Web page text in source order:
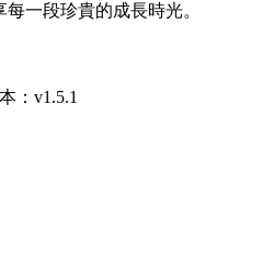
一段珍貴的成長時光。
：v1.5.1